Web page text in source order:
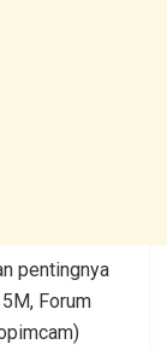
pentingnya
Forum